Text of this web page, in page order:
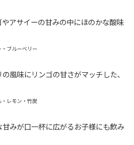
やアサイーの甘みの中にほのかな酸味
ブルーベリー
風味にリンゴの甘さがマッチした、
レモン・竹炭
甘みが口一杯に広がるお子様にも飲み